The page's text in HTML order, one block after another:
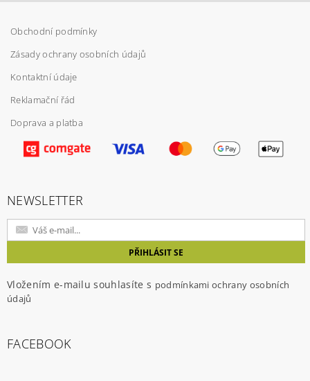
Vložením hodnocení souhlasíte spodmínkami
ochrany osobních údajů
Obchodní podmínky
Zásady ochrany osobních údajů
Kontaktní údaje
Reklamační řád
Doprava a platba
NEWSLETTER
Vložením e-mailu souhlasíte s podmínkami ochrany osobních
údajů
FACEBOOK